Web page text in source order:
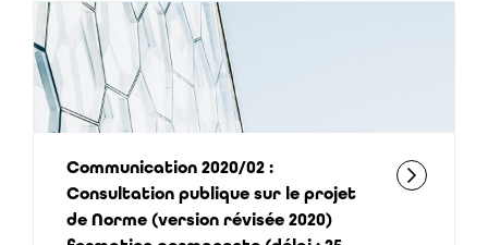
Communication 2020/02 :
Consultation publique sur le projet
de Norme (version révisée 2020)